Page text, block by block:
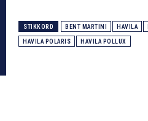
STIKKORD BENT MARTINI HAVILA
HAVILA POLARIS HAVILA POLLUX